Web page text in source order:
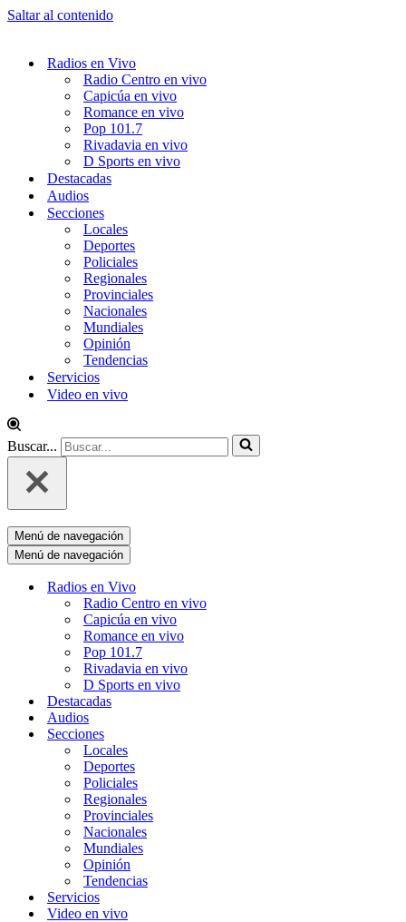
Saltar al contenido
Radios en Vivo
Radio Centro en vivo
Capicúa en vivo
Romance en vivo
Pop 101.7
Rivadavia en vivo
D Sports en vivo
Destacadas
Audios
Secciones
Locales
Deportes
Policiales
Regionales
Provinciales
Nacionales
Mundiales
Opinión
Tendencias
Servicios
Video en vivo
Buscar...
Menú de navegación
Menú de navegación
Radios en Vivo
Radio Centro en vivo
Capicúa en vivo
Romance en vivo
Pop 101.7
Rivadavia en vivo
D Sports en vivo
Destacadas
Audios
Secciones
Locales
Deportes
Policiales
Regionales
Provinciales
Nacionales
Mundiales
Opinión
Tendencias
Servicios
Video en vivo